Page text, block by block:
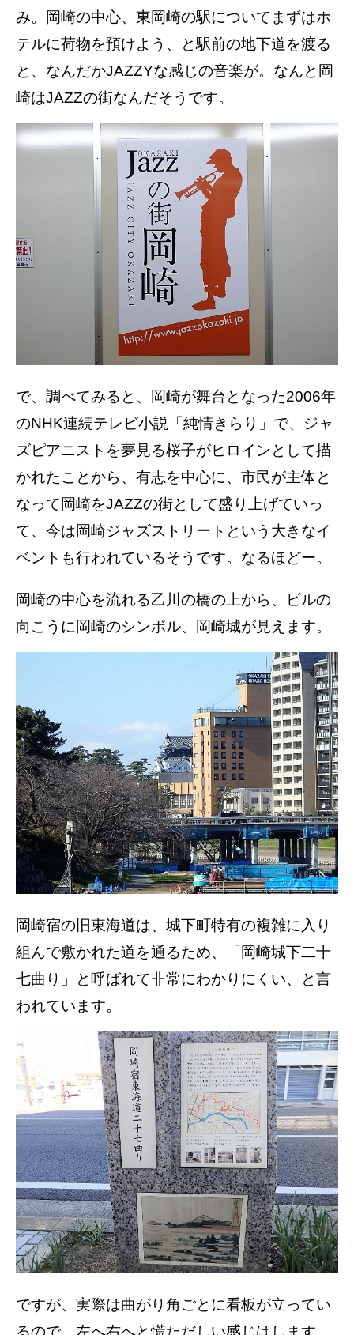
み。岡崎の中心、東岡崎の駅についてまずはホ
テルに荷物を預けよう、と駅前の地下道を渡る
と、なんだかJAZZYな感じの音楽が。なんと岡
崎はJAZZの街なんだそうです。
で、調べてみると、岡崎が舞台となった2006年
のNHK連続テレビ小説「純情きらり」で、ジャ
ズピアニストを夢見る桜子がヒロインとして描
かれたことから、有志を中心に、市民が主体と
なって岡崎をJAZZの街として盛り上げていっ
て、今は岡崎ジャズストリートという大きなイ
ベントも行われているそうです。なるほどー。
岡崎の中心を流れる乙川の橋の上から、ビルの
向こうに岡崎のシンボル、岡崎城が見えます。
岡崎宿の旧東海道は、城下町特有の複雑に入り
組んで敷かれた道を通るため、「岡崎城下二十
七曲り」と呼ばれて非常にわかりにくい、と言
われています。
ですが、実際は曲がり角ごとに看板が立ってい